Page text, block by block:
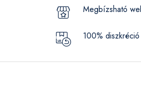
Megbízsható
100% diszkréció